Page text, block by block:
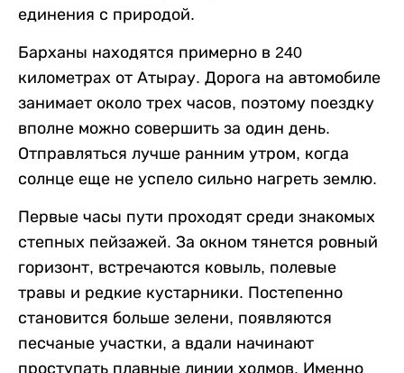
единения с природой.
Барханы находятся примерно в 240
километрах от Атырау. Дорога на автомобиле
занимает около трех часов, поэтому поездку
вполне можно совершить за один день.
Отправляться лучше ранним утром, когда
солнце еще не успело сильно нагреть землю.
Первые часы пути проходят среди знакомых
степных пейзажей. За окном тянется ровный
горизонт, встречаются ковыль, полевые
травы и редкие кустарники. Постепенно
становится больше зелени, появляются
песчаные участки, а вдали начинают
проступать плавные линии холмов. Именно